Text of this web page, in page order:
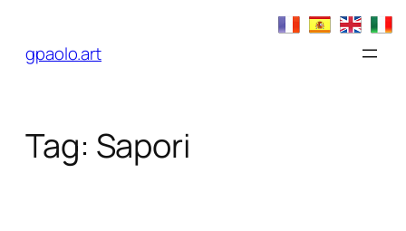
contenuto
gpaolo.art
Tag: Sapori